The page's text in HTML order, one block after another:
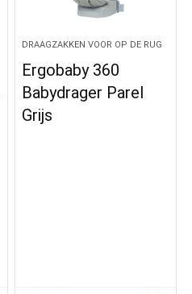
DRAAGZAKKEN VOOR OP DE RUG
Ergobaby 360
Babydrager Parel
Grijs